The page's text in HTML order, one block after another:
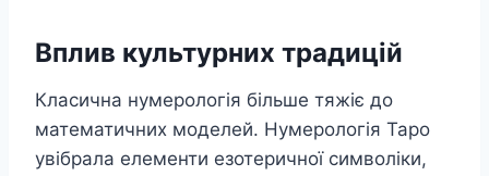
Вплив культурних традицій
Класична нумерологія більше тяжіє до
математичних моделей. Нумерологія Таро
увібрала елементи езотеричної символіки,